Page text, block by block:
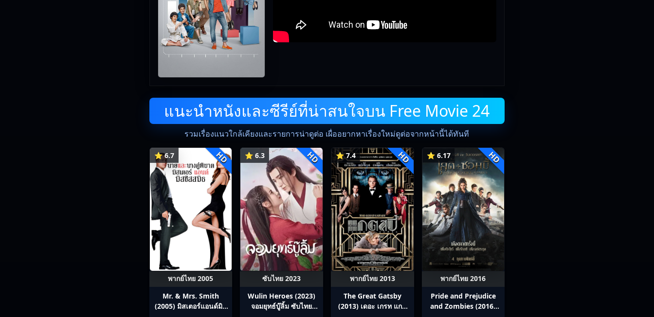
แนะนำหนังและซีรีย์ที่น่าสนใจบน Free Movie 24
รวมเรื่องแนวใกล้เคียงและรายการน่าดูต่อ เผื่ออยากหาเรื่องใหม่ดูต่อจากหน้านี้ได้ทันที
⭐ 6.7 HD
พากย์ไทย 2005
Mr. & Mrs. Smith
(2005) มิสเตอร์แอนด์มิส
⭐ 6.3 HD
ซับไทย 2023
Wulin Heroes (2023)
จอมยุทธ์บู๊ลิ้ม ซับไทย
⭐ 7.4 HD
พากย์ไทย 2013
The Great Gatsby
(2013) เดอะ เกรท แกต
⭐ 6.17 HD
พากย์ไทย 2016
Pride and Prejudice
and Zombies (2016)